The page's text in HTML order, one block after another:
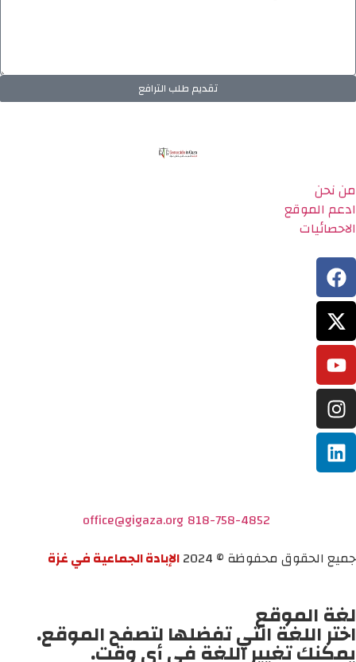
تقديم طلب الترافع
من نحن
ادعم الموقع
الاحصائيات
818-758-4852
office@gigaza.org
جميع الحقوق محفوظة © 2024
الإبادة الجماعية في غزة
لغة الموقع
اختر اللغة التي تفضلها لتصفح الموقع.
يمكنك تغيير اللغة في أي وقت.